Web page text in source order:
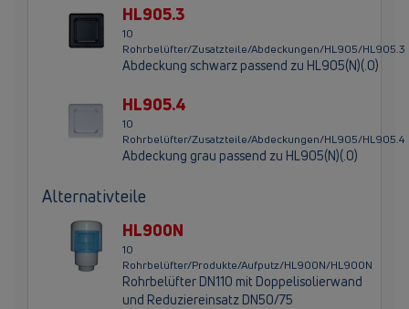
HL905.3
10
Rohrbelüfter/Zusatzteile/Abdeckungen/HL905/HL905.3
Abdeckung schwarz passend zu HL905(N)(.0)
HL905.4
10
Rohrbelüfter/Zusatzteile/Abdeckungen/HL905/HL905.4
Abdeckung grau passend zu HL905(N)(.0)
Alternativteile
HL900N
10
Rohrbelüfter/Produkte/Aufputz/HL900N/HL900N
Rohrbelüfter DN110 mit Doppelisolierwand
und Reduziereinsatz DN50/75